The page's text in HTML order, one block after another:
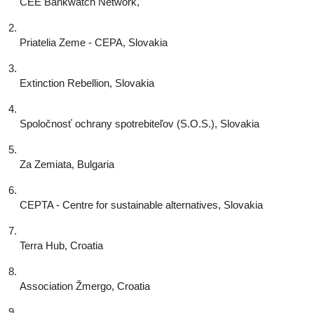
Priatelia Zeme - CEPA, Slovakia
Extinction Rebellion, Slovakia
Spoločnosť ochrany spotrebiteľov (S.O.S.), Slovakia
Za Zemiata, Bulgaria
CEPTA - Centre for sustainable alternatives, Slovakia
Terra Hub, Croatia
Association Žmergo, Croatia